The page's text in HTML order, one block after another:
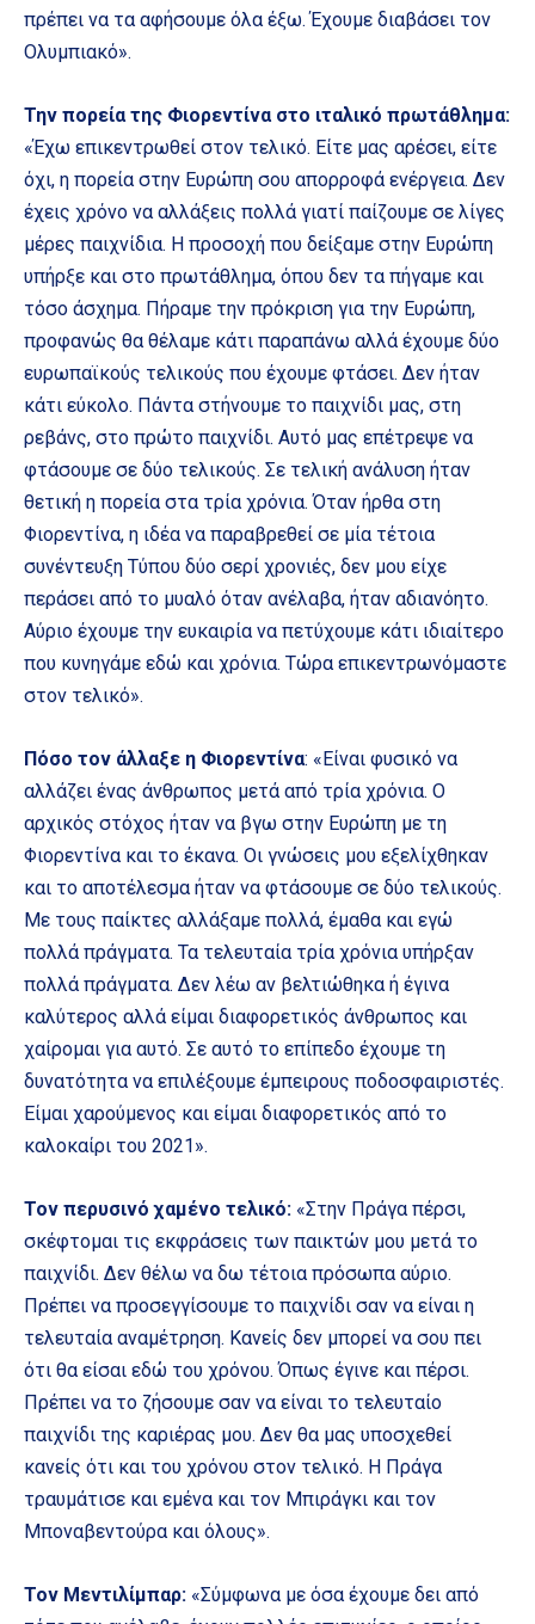
πρέπει να τα αφήσουμε όλα έξω. Έχουμε διαβάσει τον
Ολυμπιακό».
Την πορεία της Φιορεντίνα στο ιταλικό πρωτάθλημα:
«Έχω επικεντρωθεί στον τελικό. Είτε μας αρέσει, είτε
όχι, η πορεία στην Ευρώπη σου απορροφά ενέργεια. Δεν
έχεις χρόνο να αλλάξεις πολλά γιατί παίζουμε σε λίγες
μέρες παιχνίδια. Η προσοχή που δείξαμε στην Ευρώπη
υπήρξε και στο πρωτάθλημα, όπου δεν τα πήγαμε και
τόσο άσχημα. Πήραμε την πρόκριση για την Ευρώπη,
προφανώς θα θέλαμε κάτι παραπάνω αλλά έχουμε δύο
ευρωπαϊκούς τελικούς που έχουμε φτάσει. Δεν ήταν
κάτι εύκολο. Πάντα στήνουμε το παιχνίδι μας, στη
ρεβάνς, στο πρώτο παιχνίδι. Αυτό μας επέτρεψε να
φτάσουμε σε δύο τελικούς. Σε τελική ανάλυση ήταν
θετική η πορεία στα τρία χρόνια. Όταν ήρθα στη
Φιορεντίνα, η ιδέα να παραβρεθεί σε μία τέτοια
συνέντευξη Τύπου δύο σερί χρονιές, δεν μου είχε
περάσει από το μυαλό όταν ανέλαβα, ήταν αδιανόητο.
Αύριο έχουμε την ευκαιρία να πετύχουμε κάτι ιδιαίτερο
που κυνηγάμε εδώ και χρόνια. Τώρα επικεντρωνόμαστε
στον τελικό».
Πόσο τον άλλαξε η Φιορεντίνα: «Είναι φυσικό να
αλλάζει ένας άνθρωπος μετά από τρία χρόνια. Ο
αρχικός στόχος ήταν να βγω στην Ευρώπη με τη
Φιορεντίνα και το έκανα. Οι γνώσεις μου εξελίχθηκαν
και το αποτέλεσμα ήταν να φτάσουμε σε δύο τελικούς.
Με τους παίκτες αλλάξαμε πολλά, έμαθα και εγώ
πολλά πράγματα. Τα τελευταία τρία χρόνια υπήρξαν
πολλά πράγματα. Δεν λέω αν βελτιώθηκα ή έγινα
καλύτερος αλλά είμαι διαφορετικός άνθρωπος και
χαίρομαι για αυτό. Σε αυτό το επίπεδο έχουμε τη
δυνατότητα να επιλέξουμε έμπειρους ποδοσφαιριστές.
Είμαι χαρούμενος και είμαι διαφορετικός από το
καλοκαίρι του 2021».
Τον περυσινό χαμένο τελικό: «Στην Πράγα πέρσι,
σκέφτομαι τις εκφράσεις των παικτών μου μετά το
παιχνίδι. Δεν θέλω να δω τέτοια πρόσωπα αύριο.
Πρέπει να προσεγγίσουμε το παιχνίδι σαν να είναι η
τελευταία αναμέτρηση. Κανείς δεν μπορεί να σου πει
ότι θα είσαι εδώ του χρόνου. Όπως έγινε και πέρσι.
Πρέπει να το ζήσουμε σαν να είναι το τελευταίο
παιχνίδι της καριέρας μου. Δεν θα μας υποσχεθεί
κανείς ότι και του χρόνου στον τελικό. Η Πράγα
τραυμάτισε και εμένα και τον Μπιράγκι και τον
Μποναβεντούρα και όλους».
Τον Μεντιλίμπαρ: «Σύμφωνα με όσα έχουμε δει από